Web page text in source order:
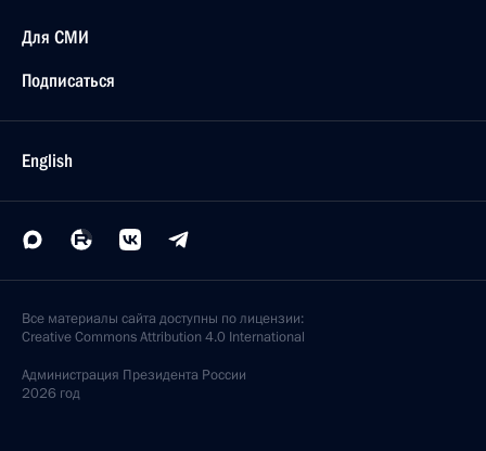
Для СМИ
Подписаться
English
Все материалы сайта доступны по лицензии:
Creative Commons Attribution 4.0 International
Администрация Президента России
2026 год